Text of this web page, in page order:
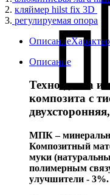
2. кляймер hilst fix 3D
3. регулируемая опора
Описание
Описание
Техно-доска
композита с
МПК –
Композитный
муки
полимерным
улучшители - 3%.